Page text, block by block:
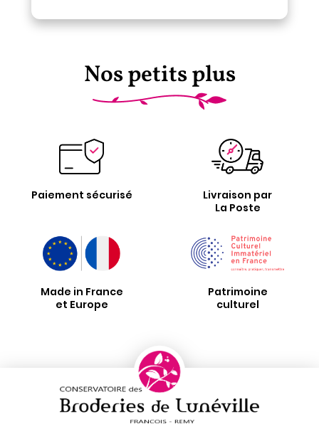
Nos petits plus
Paiement sécurisé
Livraison par
La Poste
Made in France
et Europe
Patrimoine
culturel